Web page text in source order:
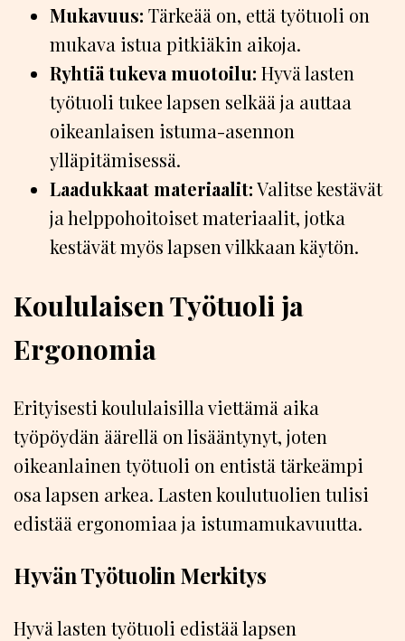
Mukavuus: Tärkeää on, että työtuoli on
mukava istua pitkiäkin aikoja.
Ryhtiä tukeva muotoilu: Hyvä lasten
työtuoli tukee lapsen selkää ja auttaa
oikeanlaisen istuma-asennon
ylläpitämisessä.
Laadukkaat materiaalit:Valitse kestävät
ja helppohoitoiset materiaalit, jotka
kestävät myös lapsen vilkkaan käytön.
Koululaisen Työtuoli ja
Ergonomia
Erityisesti koululaisilla viettämä aika
työpöydän äärellä on lisääntynyt, joten
oikeanlainen työtuoli on entistä tärkeämpi
osa lapsen arkea. Lasten koulutuolien tulisi
edistää ergonomiaa ja istumamukavuutta.
Hyvän Työtuolin Merkitys
Hyvä lasten työtuoli edistää lapsen